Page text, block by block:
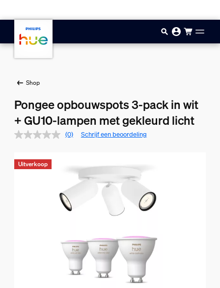
Shop
Pongee opbouwspots 3-pack in wit
+ GU10-lampen met gekleurd licht
(0) Schrijf een beoordeling
Uitverkoop